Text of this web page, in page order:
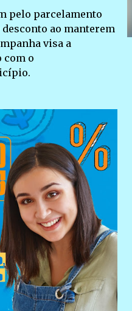
pelo parcelamento
desconto ao manterem
visa a
com o